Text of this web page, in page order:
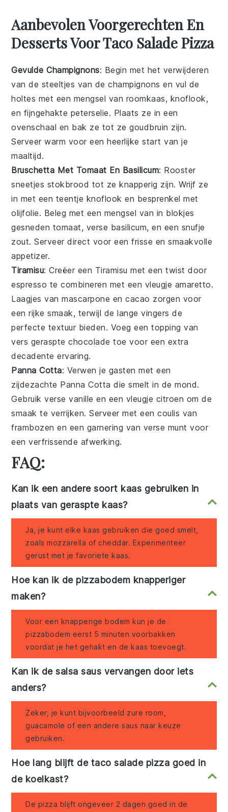
Aanbevolen Voorgerechten En
Desserts Voor Taco Salade Pizza
Gevulde Champignons: Begin met het verwijderen
van de steeltjes van dechampignons en vul de
holtes met een mengsel van roomkaas, knoflook,
en fijngehakte peterselie. Plaats ze in een
ovenschaal en bak ze tot ze goudbruin zijn.
Serveer warm voor een heerlijke start van je
maaltijd.
Bruschetta Met Tomaat En Basilicum: Rooster
sneetjes stokbrood tot ze knapperig zijn. Wrijf ze
in met een teentje knoflook en besprenkel met
olijfolie. Beleg met een mengsel van in blokjes
gesneden tomaat, verse basilicum, en een snufje
zout. Serveer direct voor een frisse en smaakvolle
appetizer.
Tiramisu: Creëer een Tiramisu met een twist door
espresso te combineren met een vleugje amaretto.
Laagjes vanmascarpone encacao zorgen voor
een rijke smaak, terwijl delange vingers de
perfecte textuur bieden. Voeg een topping van
vers gerasptechocolade toe voor een extra
decadente ervaring.
Panna Cotta: Verwen je gasten met een
zijdezachte Panna Cotta die smelt in de mond.
Gebruik versevanille en een vleugje citroen om de
smaak te verrijken. Serveer met een coulis van
frambozen en een garnering van verse munt voor
een verfrissende afwerking.
FAQ:
Kan ik een andere soort kaas gebruiken in
plaats van geraspte kaas?
Ja, je kunt elke kaas gebruiken die goed smelt,
zoals mozzarella of cheddar. Experimenteer
gerust met je favoriete kaas.
Hoe kan ik de pizzabodem knapperiger
maken?
Voor een knapperige bodem kun je de
pizzabodem eerst 5 minuten voorbakken
voordat je het gehakt en de kaas toevoegt.
Kan ik de salsa saus vervangen door iets
anders?
Zeker, je kunt bijvoorbeeld zure room,
guacamole of een andere saus naar keuze
gebruiken.
Hoe lang blijft de taco salade pizza goed in
de koelkast?
De pizza blijft ongeveer 2 dagen goed in de